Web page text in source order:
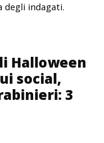
degli indagati.
Halloween
social,
3